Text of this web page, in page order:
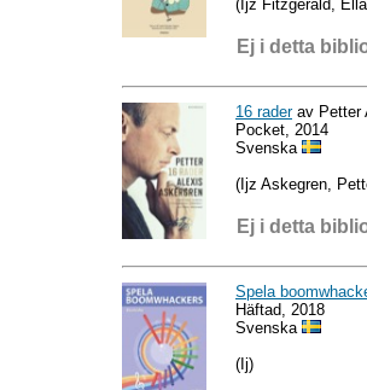
(Ijz Fitzgerald,
Ej i detta
16 raderav Petter
Pocket, 2014
Svenska
(Ijz Askegren,
Ej i detta
Spela
Häftad, 2018
Svenska
(Ij)